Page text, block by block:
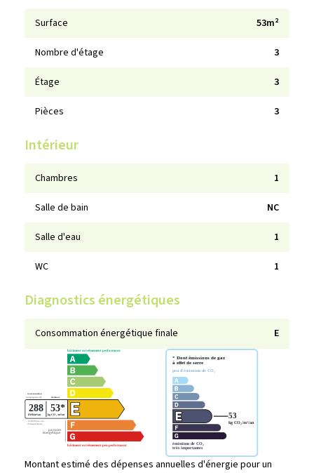
Surface 53m²
Nombre d'étage 3
Étage 3
Pièces 3
Intérieur
Chambres 1
Salle de bain NC
Salle d'eau 1
WC 1
Diagnostics énergétiques
Consommation énergétique finale E
Montant estimé des dépenses annuelles d'énergie pour un